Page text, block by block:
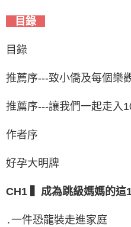
目錄
目錄
推薦序---致小僑及每個樂
推薦序---讓我們一起走入
作者序
好孕大明牌
CH1 ▍成為跳級媽媽的這
․一件恐龍裝走進家庭